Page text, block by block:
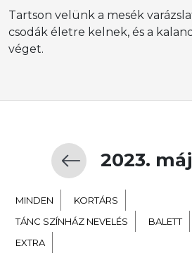
Tartson velünk a mesék
csodák életre kelnek, és a
véget.
2023.
MINDEN KORTÁRS
TÁNC SZÍNHÁZ NEVELÉS
BALETT
EXTRA